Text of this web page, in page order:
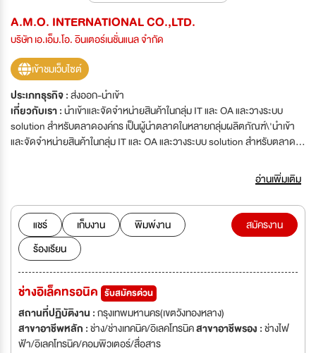
A.M.O. INTERNATIONAL CO.,LTD.
บริษัท เอ.เอ็ม.โอ. อินเตอร์เนชั่นแนล จำกัด
เข้าชมเว็บไซต์
ประเภทธุรกิจ :ส่งออก-นำเข้า
เกี่ยวกับเรา :นำเข้าและจัดจำหน่ายสินค้าในกลุ่ม IT และ OA และวางระบบ
solution สำหรับตลาดองค์กร เป็นผู้นำตลาดในหลายกลุ่มผลิตภัณฑ์\'นำเข้า
และจัดจำหน่ายสินค้าในกลุ่ม IT และ OA และวางระบบ solution สำหรับตลาด
อ่านเพิ่มเติม
แชร์ เก็บงาน
พิมพ์งาน
ร้องเรียน
สมัครงาน
ช่างอิเล็คทรอนิค รับสมัครด่วน
สถานที่ปฏิบัติงาน :กรุงเทพมหานคร(เขตวังทองหลาง)
สาขาอาชีพหลัก :ช่าง/ช่างเทคนิค/อิเลคโทรนิคสาขาอาชีพรอง :ช่างไฟ
ฟ้า/อิเลคโทรนิค/คอมพิวเตอร์/สื่อสาร